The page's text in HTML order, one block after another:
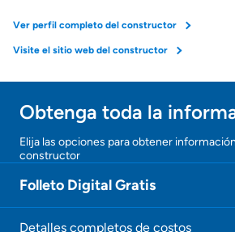
Ver perfil completo del constructor
Visite el sitio web del constructor
Obtenga toda la
Elija las opciones para obtener
constructor
Folleto Digital Gratis
Detalles completos de costos